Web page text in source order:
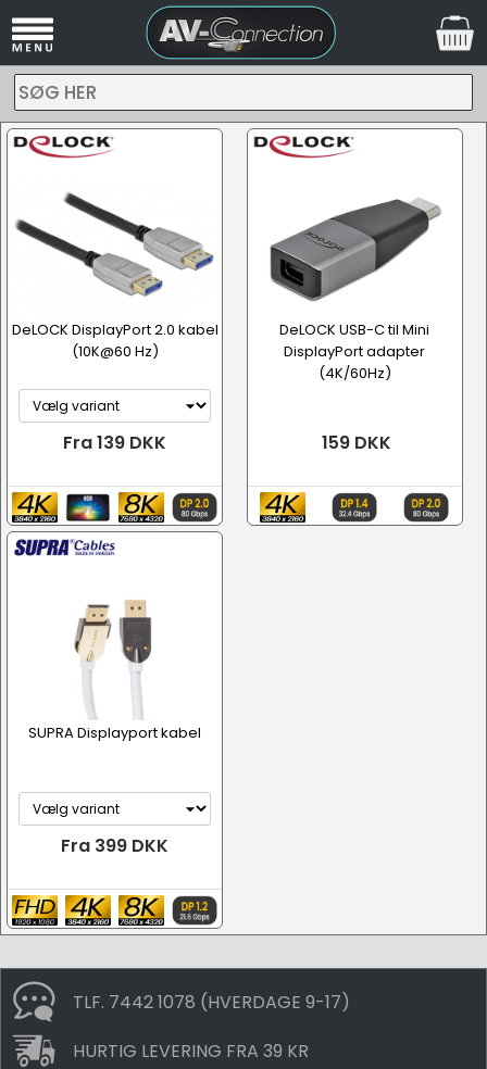
SØG HER
DeLOCK DisplayPort 2.0 kabel
(10K@60 Hz)
Fra 139 DKK
DeLOCK USB-C til Mini
DisplayPort adapter
(4K/60Hz)
159 DKK
SUPRA Displayport kabel
Fra 399 DKK
TLF. 7442 1078 (HVERDAGE 9-17)
HURTIG LEVERING FRA 39 KR